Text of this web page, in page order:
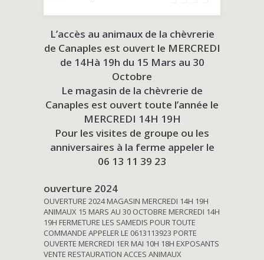
L’accès au animaux de la chèvrerie
de Canaples est ouvert le MERCREDI
de 14Hà 19h du 15 Mars au 30
Octobre
Le magasin de la chèvrerie de
Canaples est ouvert toute l’année le
MERCREDI 14H 19H
Pour les visites de groupe ou les
anniversaires à la ferme appeler le
06 13 11 39 23
ouverture 2024
OUVERTURE 2024 MAGASIN MERCREDI 14H 19H
ANIMAUX 15 MARS AU 30 OCTOBRE MERCREDI 14H
19H FERMETURE LES SAMEDIS POUR TOUTE
COMMANDE APPELER LE 0613113923 PORTE
OUVERTE MERCREDI 1ER MAI 10H 18H EXPOSANTS
VENTE RESTAURATION ACCES ANIMAUX